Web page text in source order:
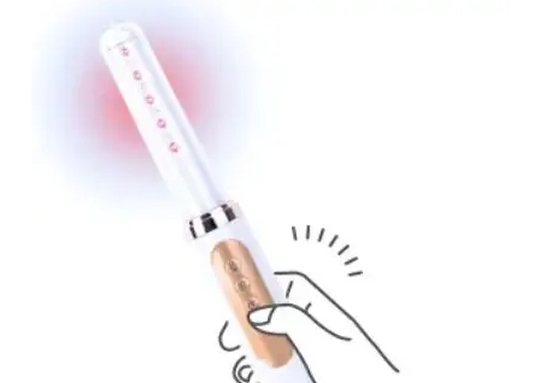
b.com/visit.php?
guid=ON&a=513551P-
A449661y&p=p757084N